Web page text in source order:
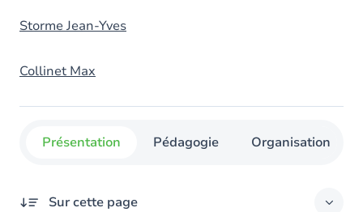
Storme Jean-Yves
Collinet Max
Présentation Pédagogie Organisation
Sur cette page